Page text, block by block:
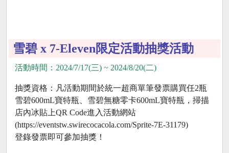
雪碧 x 7-Eleven限定活動抽獎活動
活動時間：2024/7/17(三) ~ 2024/8/20(二)
抽獎資格：凡活動期間於統一超商單筆發票購買任2瓶
雪碧600mL寶特瓶、雪碧無糖零卡600mL寶特瓶，掃描
店內冰貼上QR Code進入活動網站
(https://eventstw.swirecocacola.com/Sprite-7E-31179)
登錄發票即可參加抽獎！